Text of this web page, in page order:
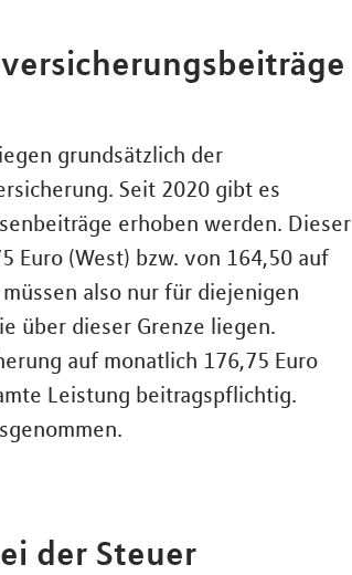
grundsätzlich der
Seit 2020 gibt es
erhoben werden. Dieser
Euro (West) bzw. von 164,50 auf
also nur für diejenigen
über dieser Grenze liegen.
auf monatlich 176,75 Euro
Leistung beitragspflichtig.
der Steuer